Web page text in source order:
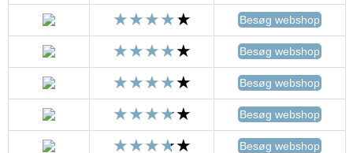
Besøg webshop
Besøg webshop
Besøg webshop
Besøg webshop
Besøg webshop